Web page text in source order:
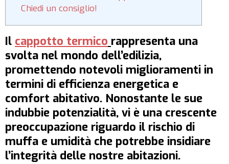
Chiedi un consiglio!
Il cappotto termico rappresenta una
svolta nel mondo dell’edilizia,
promettendo notevoli miglioramenti in
termini di efficienza energetica e
comfort abitativo. Nonostante le sue
indubbie potenzialità, vi è una crescente
preoccupazione riguardo il rischio di
muffa e umidità che potrebbe insidiare
l’integrità delle nostre abitazioni.